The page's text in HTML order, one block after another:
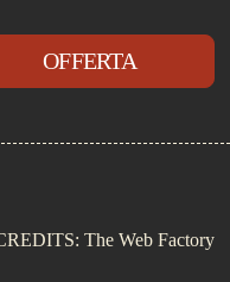
OFFERTA
The Web Factory